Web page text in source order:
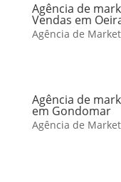
Agência de
Vendas em
Agência de
Agência de
em Gondomar
Agência de